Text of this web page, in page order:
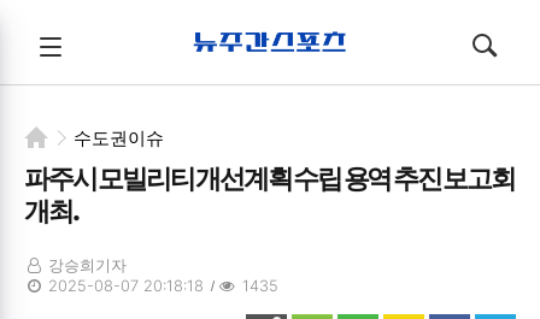
전체메뉴
열기/
검색
열기/
수도권이슈
파주시 모빌리티 개선계획 수립 용역 추진 보고회
개최.
강승희기자
2025-08-07 20:18:18
1435